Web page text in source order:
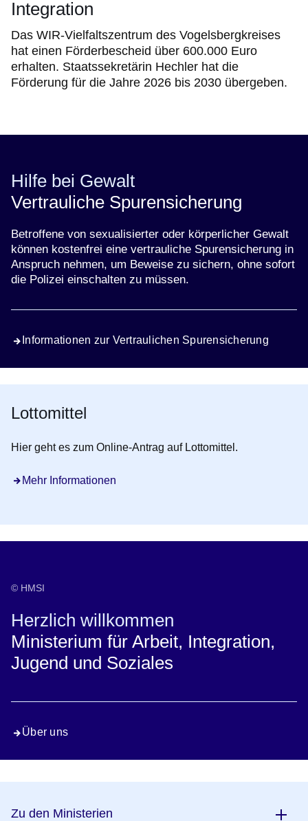
Integration
Das WIR-Vielfaltszentrum des Vogelsbergkreises
hat einen Förderbescheid über 600.000 Euro
erhalten. Staatssekretärin Hechler hat die
Förderung für die Jahre 2026 bis 2030 übergeben.
Hilfe bei Gewalt
Vertrauliche Spurensicherung
Betroffene von sexualisierter oder körperlicher Gewalt
können kostenfrei eine vertrauliche Spurensicherung in
Anspruch nehmen, um Beweise zu sichern, ohne sofort
die Polizei einschalten zu müssen.
Informationen zur Vertraulichen Spurensicherung
Lottomittel
Hier geht es zum Online-Antrag auf Lottomittel.
Mehr Informationen
© HMSI
Herzlich willkommen
Ministerium für Arbeit, Integration,
Jugend und Soziales
Über uns
Zu den Ministerien